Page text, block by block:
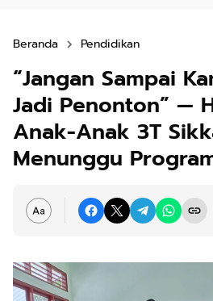
Beranda Pendidikan
“Jangan Sampai
Jadi Penonton” —
Anak-Anak 3T
Menunggu